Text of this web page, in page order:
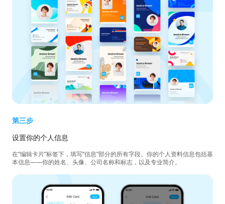
第三步
设置你的个人信息
在“编辑卡片”标签下，填写“信息”部分的所有字段。你的个人资料信息包括基
本信息——你的姓名、头像、公司名称和标志，以及专业简介。